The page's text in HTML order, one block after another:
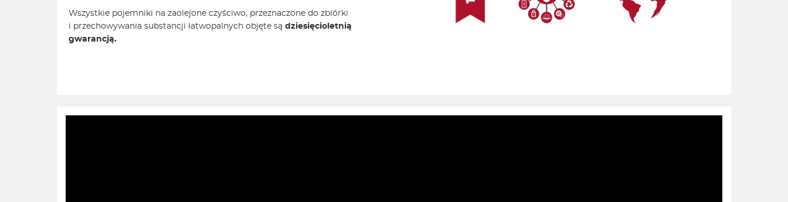
Wszystkie pojemniki na zaolejone czyściwo, przeznaczone do zbiórki
i przechowywania substancji łatwopalnych objęte są dziesięcioletnią
gwarancją.